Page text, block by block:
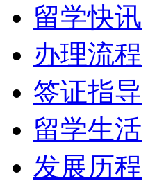
留学快讯
办理流程
签证指导
留学生活
发展历程